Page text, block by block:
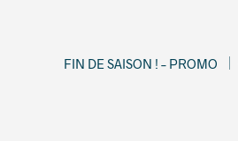
FIN DE SAISON ! – PROMO